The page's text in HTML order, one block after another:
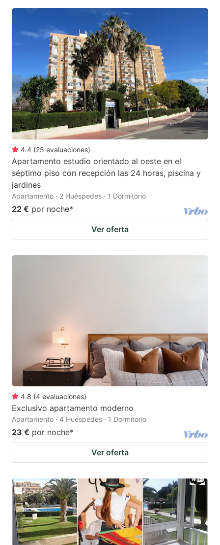
4.4 (25 evaluaciones)
Apartamento estudio orientado al oeste en el
séptimo piso con recepción las 24 horas, piscina y
jardines
Apartamento · 2 Huéspedes · 1 Dormitorio
22 € por noche*
Ver oferta
4.8 (4 evaluaciones)
Exclusivo apartamento moderno
Apartamento · 4 Huéspedes · 1 Dormitorio
23 € por noche*
Ver oferta